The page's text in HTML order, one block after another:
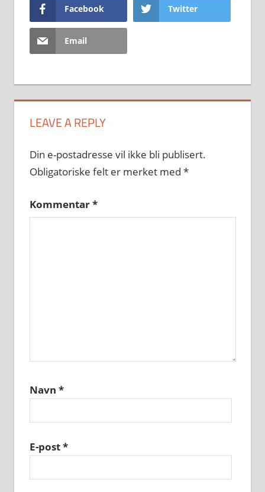
Facebook Twitter
Email
LEAVE A REPLY
Din e-postadresse vil ikke bli publisert.
Obligatoriske felt er merket med *
Kommentar*
Navn *
E-post*